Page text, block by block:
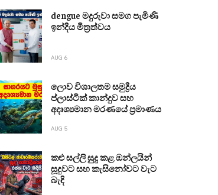
dengue මදුරුවා සමග පැමිණි
ඉන්දීය මිත්‍රත්වය
AUG 6
ලොව විශාලතම සමුද්‍රීය
ප්ලාස්ටික් කාන්දුව සහ
අදෘශ්‍යමාන මරණයේ ප්‍රමාණය
AUG 5
කළු සල්ලි සුදු කළ ඔන්ලයින්
සූදුවට සහ කැසිනෝවට වැට
බැඳි